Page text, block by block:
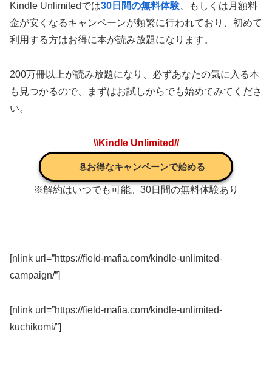
Kindle Unlimitedでは30日間の無料体験 、もしくは月額料
金が安くなるキャンペーンが頻繁に行われており、初めて
利用する方はお得に本が読み放題になります。
200万冊以上が読み放題になり、必ずあなたの気に入る本
も見つかるので、まずはお試しからでも始めてみてくださ
い。
\\Kindle Unlimited//
お得なキャンペーンで始める
※解約はいつでも可能。30日間の無料体験あり
[nlink url=”https://field-mafia.com/kindle-unlimited-
campaign/”]
[nlink url=”https://field-mafia.com/kindle-unlimited-
kuchikomi/”]